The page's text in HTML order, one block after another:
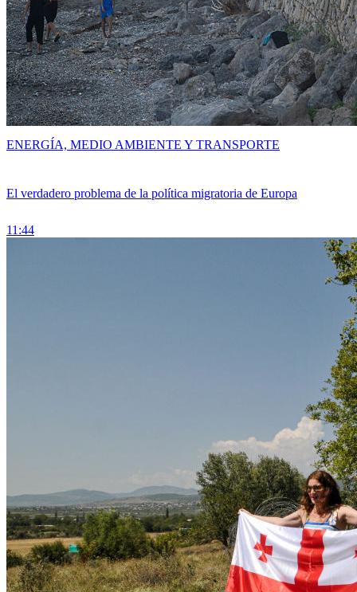
El verdadero problema de la política migratoria de Europa
11:44
ENERGÍA, MEDIO AMBIENTE Y TRANSPORTE